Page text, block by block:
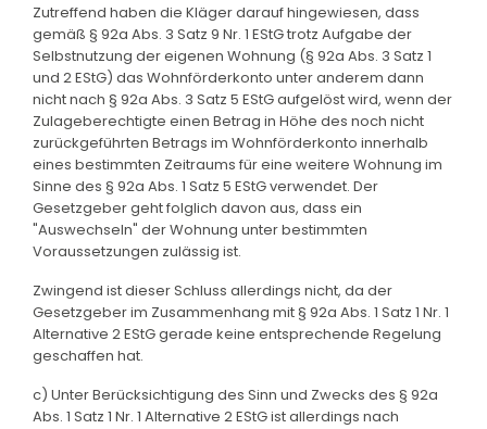
Zutreffend haben die Kläger darauf hingewiesen, dass
gemäß § 92a Abs. 3 Satz 9 Nr. 1 EStG trotz Aufgabe der
Selbstnutzung der eigenen Wohnung (§ 92a Abs. 3 Satz 1
und 2 EStG) das Wohnförderkonto unter anderem dann
nicht nach § 92a Abs. 3 Satz 5 EStG aufgelöst wird, wenn der
Zulageberechtigte einen Betrag in Höhe des noch nicht
zurückgeführten Betrags im Wohnförderkonto innerhalb
eines bestimmten Zeitraums für eine weitere Wohnung im
Sinne des § 92a Abs. 1 Satz 5 EStG verwendet. Der
Gesetzgeber geht folglich davon aus, dass ein
"Auswechseln" der Wohnung unter bestimmten
Voraussetzungen zulässig ist.
Zwingend ist dieser Schluss allerdings nicht, da der
Gesetzgeber im Zusammenhang mit § 92a Abs. 1 Satz 1 Nr. 1
Alternative 2 EStG gerade keine entsprechende Regelung
geschaffen hat.
c) Unter Berücksichtigung des Sinn und Zwecks des § 92a
Abs. 1 Satz 1 Nr. 1 Alternative 2 EStG ist allerdings nach